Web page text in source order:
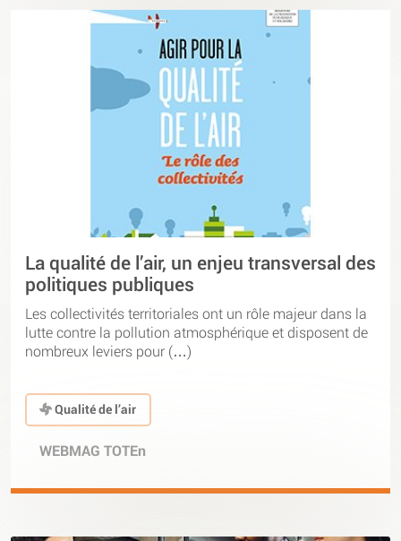
La qualité de l’air, un enjeu transversal des
politiques publiques
Les collectivités territoriales ont un rôle majeur dans la
lutte contre la pollution atmosphérique et disposent de
nombreux leviers pour (…)
Qualité de l’air
WEBMAG TOTEn